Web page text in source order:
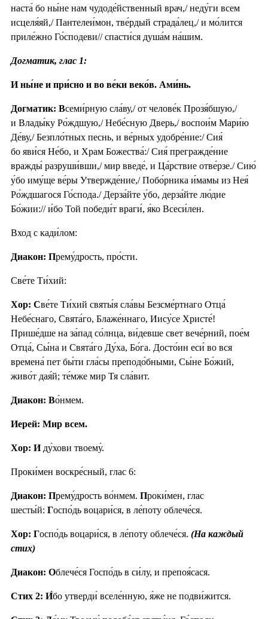
наста́ бо ны́не нам чудоде́йственный врач,/ неду́ги всем
исцеля́яй,/ Пантелеи́мон, тве́рдый страда́лец,/ и мо́лится
приле́жно Го́сподеви// спасти́ся душа́м на́шим.
Догматик, глас 1:
И ны́не и при́сно и во ве́ки веко́в. Ами́нь.
Догматик: Всеми́рную сла́ву,/ от челове́к Прозя́бшую,/
и Влады́ку Ро́ждшую,/ Небе́сную Дверь,/ воспои́м Мари́ю
Де́ву,/ Безпло́тных песнь, и ве́рных удобре́ние:/ Сия́
бо яви́ся Не́бо, и Храм Божества́:/ Сия́ прегражде́ние
вражды́ разруши́вши,/ мир введе́, и Ца́рствие отве́рзе./ Сию́
у́бо иму́ще ве́ры Утвержде́ние,/ Побо́рника и́мамы из Нея́
Ро́ждшагося Го́спода./ Дерза́йте у́бо, дерза́йте лю́дие
Бо́жии:// и́бо Той победи́т враги́, я́ко Всеси́лен.
Вход с кади́лом:
Диакон: Прему́дрость, про́сти.
Све́те Ти́хий:
Хор: Све́те Ти́хий святы́я сла́вы Безсме́ртнаго Отца́
Небе́снаго, Свята́го, Блаже́ннаго, Иису́се Христе́!
Прише́дше на за́пад со́лнца, ви́девше свет вече́рний, пое́м
Отца́, Сы́на и Свята́го Ду́ха, Бо́га. Досто́ин еси́ во вся
времена́ пет бы́ти гла́сы преподо́бными, Сы́не Бо́жий,
живо́т дая́й; те́мже мир Тя сла́вит.
Диакон: Во́нмем.
Иерей: Мир всем.
Хор: Иду́хови твоему́.
Проки́мен воскре́сный, глас 6:
Диакон: Прему́дрость во́нмем. Проки́мен, глас
шесты́й: Госпо́дь воцари́ся, в ле́поту облече́ся.
Хор: Госпо́дь воцари́ся, в ле́поту облече́ся. (На каждый
стих)
Диакон: Облече́ся Госпо́дь в си́лу, и препоя́сася.
Стих 2: И́бо утверди́ вселе́нную, я́же не подви́жится.